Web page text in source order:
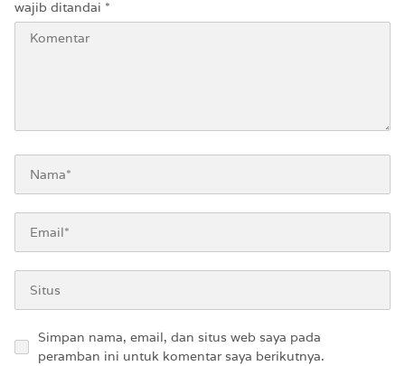
wajib ditandai *
Simpan nama, email, dan situs web saya pada
peramban ini untuk komentar saya berikutnya.